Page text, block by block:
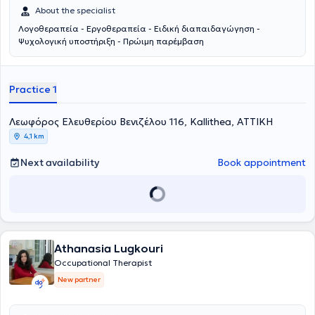
About the specialist
Λογοθεραπεία - Εργοθεραπεία - Ειδική διαπαιδαγώγηση -
Ψυχολογική υποστήριξη - Πρώιμη παρέμβαση
Practice 1
Λεωφόρος Ελευθερίου Βενιζέλου 116, Kallithea, ΑΤΤΙΚΗ
4,1 km
Next availability Book appointment
Athanasia Lugkouri
Occupational Therapist
New partner